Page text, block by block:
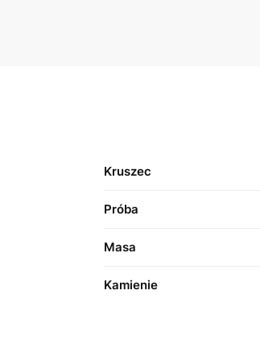
Kruszec
Próba
Masa
Kamienie